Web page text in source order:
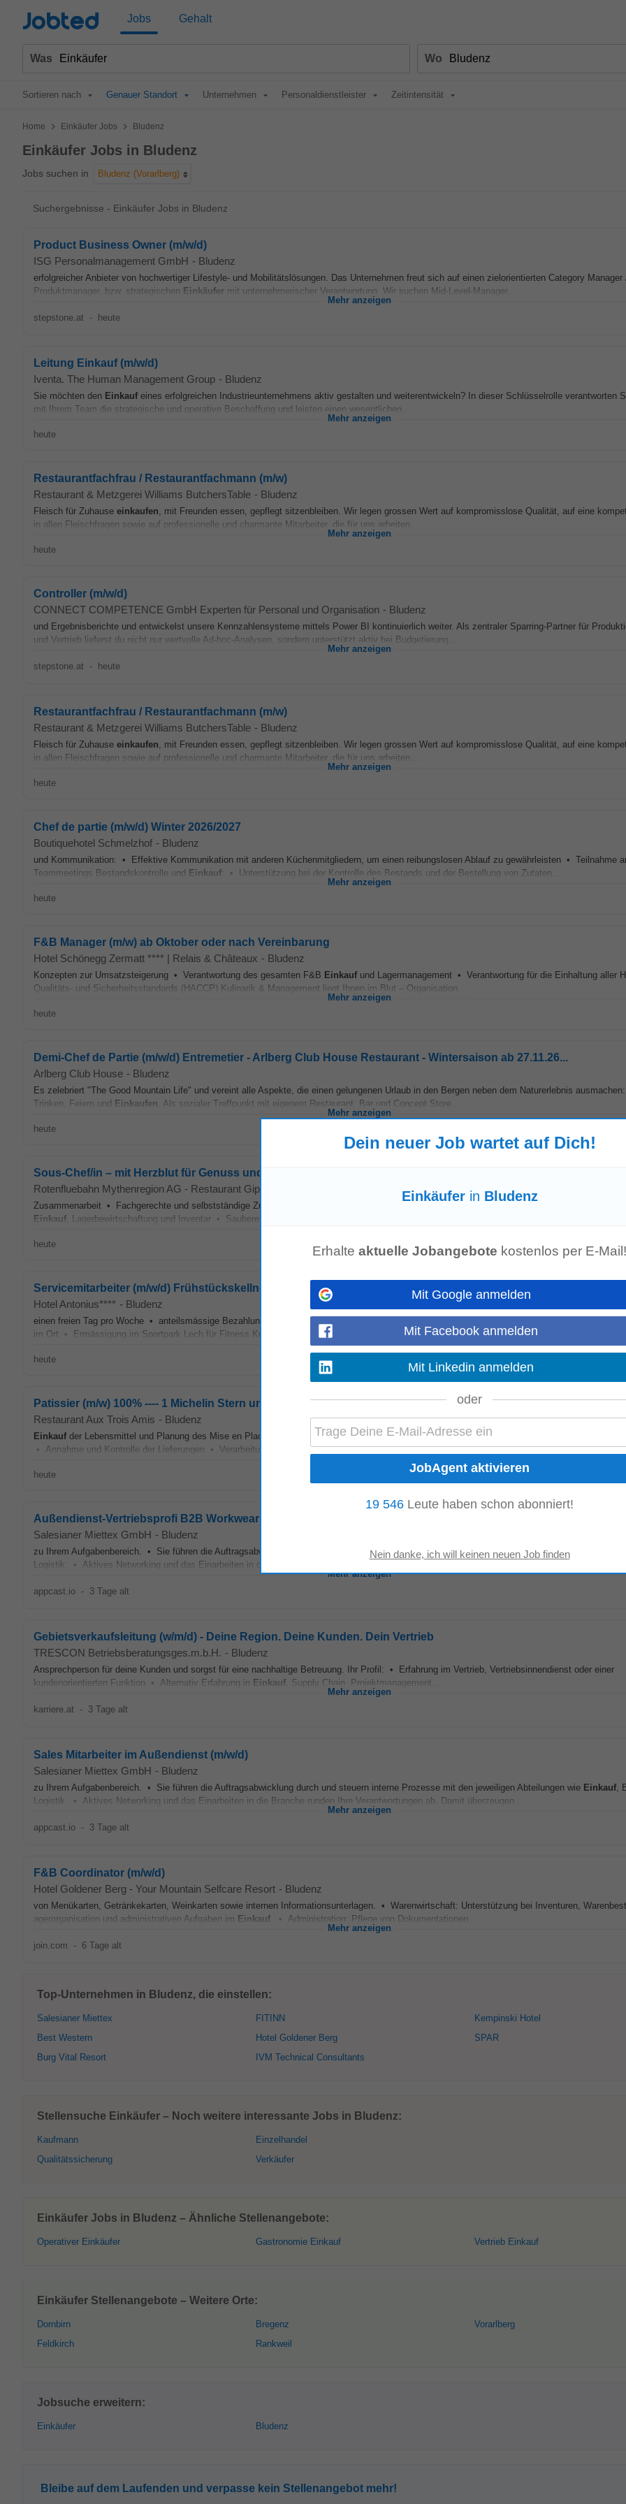
Jobted Jobs Gehalt
Was Wo
Sortieren nach Genauer Standort Unternehmen Personaldienstleister Zeitintensität
Home > Einkäufer Jobs > Bludenz
Einkäufer Jobs in Bludenz
Jobs suchen in Bludenz (Vorarlberg)
Suchergebnisse - Einkäufer Jobs in Bludenz
Product Business Owner (m/w/d)
ISG Personalmanagement GmbH - Bludenz
erfolgreicher Anbieter von hochwertiger Lifestyle- und Mobilitätslösungen. Das Unternehmen freut sich auf einen zielorientierten Category Manager
Produktmanager, bzw. strategischen Einkäufer mit unternehmerischer Verantwortung. Wir suchen Mid-Level-Manager...
Mehr anzeigen
stepstone.at - heute
Leitung Einkauf (m/w/d)
Iventa. The Human Management Group - Bludenz
Sie möchten den Einkaufeines erfolgreichen Industrieunternehmens aktiv gestalten und weiterentwickeln? In dieser Schlüsselrolle verantworten
mit Ihrem Team die strategische und operative Beschaffung und leisten einen wesentlichen...
Mehr anzeigen
heute
Restaurantfachfrau / Restaurantfachmann (m/w)
Restaurant & Metzgerei Williams ButchersTable - Bludenz
Fleisch für Zuhause einkaufen, mit Freunden essen, gepflegt sitzenbleiben. Wir legen grossen Wert auf kompromisslose Qualität, auf eine
in allen Fleischfragen sowie auf professionelle und charmante Mitarbeiter, die für uns arbeiten...
Mehr anzeigen
heute
Controller (m/w/d)
CONNECT COMPETENCE GmbH Experten für Personal und Organisation - Bludenz
und Ergebnisberichte und entwickelst unsere Kennzahlensysteme mittels Power BI kontinuierlich weiter. Als zentraler Sparring-Partner für
und Vertrieb lieferst du nicht nur wertvolle Ad-hoc-Analysen, sondern unterstützt aktiv bei Budgetierung...
Mehr anzeigen
stepstone.at - heute
Restaurantfachfrau / Restaurantfachmann (m/w)
Restaurant & Metzgerei Williams ButchersTable - Bludenz
Fleisch für Zuhause einkaufen, mit Freunden essen, gepflegt sitzenbleiben. Wir legen grossen Wert auf kompromisslose Qualität, auf eine
in allen Fleischfragen sowie auf professionelle und charmante Mitarbeiter, die für uns arbeiten...
Mehr anzeigen
heute
Chef de partie (m/w/d) Winter 2026/2027
Boutiquehotel Schmelzhof - Bludenz
und Kommunikation: • Effektive Kommunikation mit anderen Küchenmitgliedern, um einen reibungslosen Ablauf zu gewährleisten • Teilnahme
Teammeetings Bestandskontrolle und Einkauf: • Unterstützung bei der Kontrolle des Bestands und der Bestellung von Zutaten...
Mehr anzeigen
heute
F&B Manager (m/w) ab Oktober oder nach Vereinbarung
Hotel Schönegg Zermatt **** | Relais & Châteaux - Bludenz
Konzepten zur Umsatzsteigerung • Verantwortung des gesamten F&B Einkaufund Lagermanagement • Verantwortung für die Einhaltung aller
Qualitäts- und Sicherheitsstandards (HACCP) Kulinarik & Management liegt Ihnen im Blut – Organisation...
Mehr anzeigen
heute
Demi-Chef de Partie (m/w/d) Entremetier - Arlberg Club House Restaurant - Wintersaison ab 27.11.26...
Arlberg Club House - Bludenz
Es zelebriert "The Good Mountain Life" und vereint alle Aspekte, die einen gelungenen Urlaub in den Bergen neben dem Naturerlebnis
Trinken, Feiern und Einkaufen . Als sozialer Treffpunkt mit eigenem Restaurant, Bar und Concept Store...
Mehr anzeigen
heute
Sous-Chef/in – mit Herzblut für Genuss und Qualität
Rotenfluebahn Mythenregion AG - Restaurant Gipfelstubli
Zusammenarbeit • Fachgerechte und selbstständige Zubereitung von kalten und warmen Speisen in konstant • überzeugender Qualität •
Einkauf , Lagerbewirtschaftung und Inventar • Sauberes und kostenbewusstes Arbeiten • Verantwortlich für die Hygiene...
heute
Servicemitarbeiter (m/w/d) Frühstückskellner/in
Hotel Antonius**** - Bludenz
einen freien Tag pro Woche • anteilsmässige Bezahlung von Urlaubs- und Weihnachtsgeld • Lech Card für ermäßigtes
in
im Ort • Ermässigung im Sportpark Lech für Fitness Kurse, Fitnessstudio etc. • junges, motiviertes Team...
Mehr anzeigen
heute
Patissier (m/w) 100% ---- 1 Michelin Stern und 17-Gault-Millau-Punkte ---- AB SOFORT
Restaurant Aux Trois Amis - Bludenz
Einkaufder Lebensmittel und Planung des Mise en Place • Einhaltung der vorgeschriebenen Qualitätsstandarts • Standartgemässe Zubereitung
• Annahme und Kontrolle der Lieferungen • Verarbeitung und Lagerung der Speisen auf ökonomische Art...
heute
Außendienst-Vertriebsprofi B2B Workwear | Homeoffice & Firmenwagen
Salesianer Miettex GmbH - Bludenz
zu Ihrem Aufgabenbereich. • Sie führen die Auftragsabwicklung durch und steuern interne Prozesse mit den jeweiligen Abteilungen wie
,
Logistik. • Aktives Networking und das Einarbeiten in die Branche runden Ihre Verantwortungen ab. Damit überzeugen...
Mehr anzeigen
appcast.io - 3 Tage alt
Gebietsverkaufsleitung (w/m/d) - Deine Region. Deine Kunden. Dein Vertrieb
TRESCON Betriebsberatungsges.m.b.H. - Bludenz
Ansprechperson für deine Kunden und sorgst für eine nachhaltige Betreuung. Ihr Profil: • Erfahrung im Vertrieb, Vertriebsinnendienst oder einer
kundenorientierten Funktion • Alternativ Erfahrung in Einkauf , Supply Chain, Projektmanagement...
Mehr anzeigen
karriere.at - 3 Tage alt
Sales Mitarbeiter im Außendienst (m/w/d)
Salesianer Miettex GmbH - Bludenz
zu Ihrem Aufgabenbereich. • Sie führen die Auftragsabwicklung durch und steuern interne Prozesse mit den jeweiligen Abteilungen wie Einkauf,
Logistik. • Aktives Networking und das Einarbeiten in die Branche runden Ihre Verantwortungen ab. Damit überzeugen...
Mehr anzeigen
appcast.io - 3 Tage alt
F&B Coordinator (m/w/d)
Hotel Goldener Berg - Your Mountain Selfcare Resort - Bludenz
von Menükarten, Getränkekarten, Weinkarten sowie internen Informationsunterlagen. • Warenwirtschaft: Unterstützung bei Inventuren,
agerorganisation und administrativen Aufgaben im Einkauf . • Administration: Pflege von Dokumentationen...
Mehr anzeigen
join.com - 6 Tage alt
Top-Unternehmen in Bludenz, die einstellen:
Salesianer Miettex
Best Western
Burg Vital Resort
FITINN
Hotel Goldener Berg
IVM Technical Consultants
Kempinski Hotel
SPAR
Stellensuche Einkäufer – Noch weitere interessante Jobs in Bludenz:
Kaufmann
Qualitätssicherung
Einzelhandel
Verkäufer
Einkäufer Jobs in Bludenz – Ähnliche Stellenangebote:
Operativer Einkäufer Gastronomie Einkauf Vertrieb Einkauf
Einkäufer Stellenangebote – Weitere Orte:
Dornbirn
Feldkirch
Bregenz
Rankweil
Vorarlberg
Jobsuche erweitern:
Einkäufer Bludenz
Bleibe auf dem Laufenden und verpasse kein Stellenangebot mehr!
Dein neuer Job wartet auf Dich!
Einkäuferin Bludenz
Erhalte aktuelle Jobangebote kostenlos per E-Mail!
Mit Google anmelden
Mit Facebook anmelden
Mit Linkedin anmelden
oder
19 546 Leute haben schon abonniert!